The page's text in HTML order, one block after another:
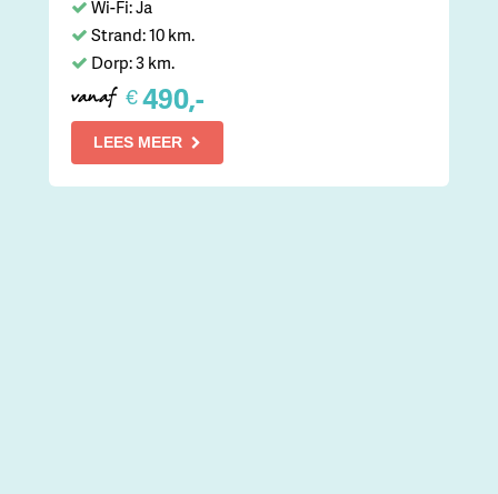
Wi-Fi: Ja
Strand: 10 km.
Dorp: 3 km.
vanaf €490,-
LEES MEER